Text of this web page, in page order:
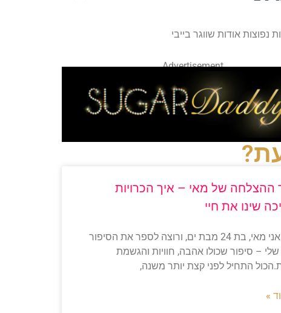
נפוצות אודות שווגר בייבי
Advertisement
ההצלחה של מאי – איך הכרויות
שינו את חיי
שלום, אני מאי, בת 24 מבת ים, ורוצה לספר את הסיפור
שלי – סיפור שכולו אהבה, חוויות והגשמת
התחיל לפני קצת יותר משנה,
»